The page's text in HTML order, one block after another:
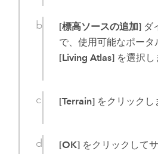
[標高ソースの追加] ダ
で、使用可能なポータ
[Living Atlas] を選択し
[Terrain] をクリックし
[OK] をクリックして